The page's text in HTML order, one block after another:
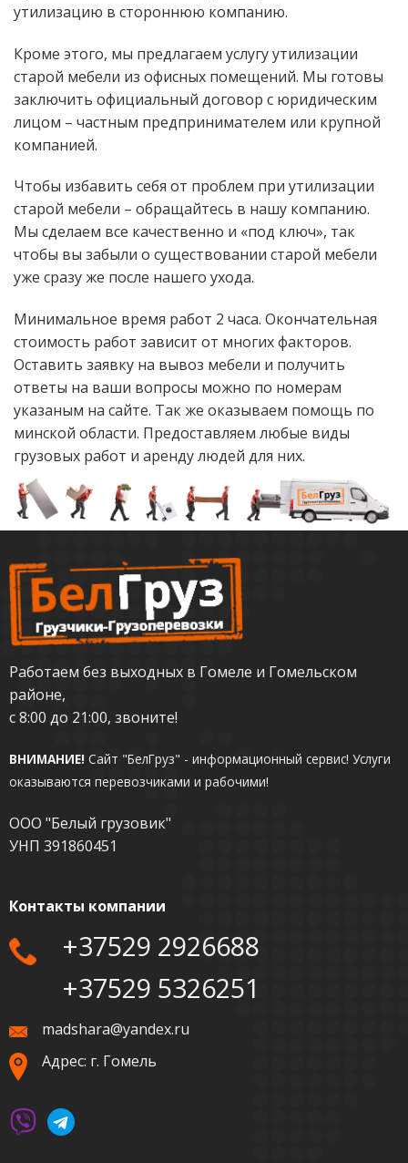
утилизацию в стороннюю компанию.
Кроме этого, мы предлагаем услугу утилизации
старой мебели из офисных помещений. Мы готовы
заключить официальный договор с юридическим
лицом – частным предпринимателем или крупной
компанией.
Чтобы избавить себя от проблем при утилизации
старой мебели – обращайтесь в нашу компанию.
Мы сделаем все качественно и «под ключ», так
чтобы вы забыли о существовании старой мебели
уже сразу же после нашего ухода.
Минимальное время работ 2 часа. Окончательная
стоимость работ зависит от многих факторов.
Оставить заявку на вывоз мебели и получить
ответы на ваши вопросы можно по номерам
указаным на сайте. Так же оказываем помощь по
минской области. Предоставляем любые виды
грузовых работ и аренду людей для них.
Работаем без выходных в Гомеле и Гомельском
районе,
с 8:00 до 21:00, звоните!
ВНИМАНИЕ! Сайт "БелГруз" - информационный сервис! Услуги
оказываются перевозчиками и рабочими!
ООО "Белый грузовик"
УНП 391860451
Контакты компании
+37529 2926688
+37529 5326251
madshara@yandex.ru
Адрес: г. Гомель